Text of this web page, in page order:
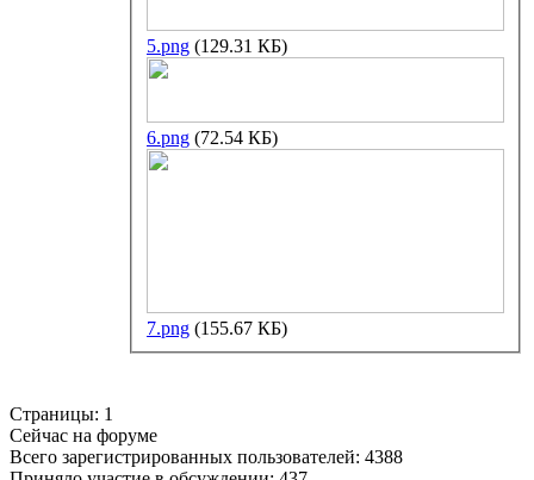
5.png (129.31 КБ)
6.png (72.54 КБ)
7.png (155.67 КБ)
Страницы: 1
Сейчас на форуме
Всего зарегистрированных пользователей: 4388